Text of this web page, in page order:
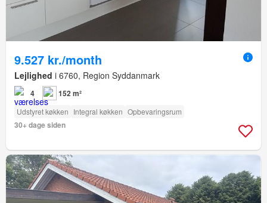
9.527 kr./month
Lejlighed i 6760, Region Syddanmark
4 152 m²
Udstyret køkken Integral køkken Opbevaringsrum
30+ dage siden